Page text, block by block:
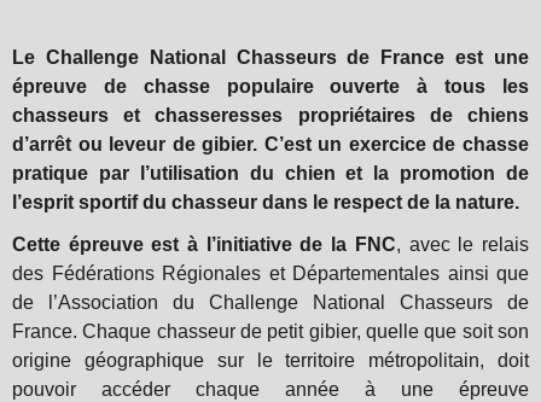
Le Challenge National Chasseurs de France est une
épreuve de chasse populaire ouverte à tous les
chasseurs et chasseresses propriétaires de chiens
d’arrêt ou leveur de gibier. C’est un exercice de chasse
pratique par l’utilisation du chien et la promotion de
l’esprit sportif du chasseur dans le respect de la nature.
Cette épreuve est à l’initiative de la FNC, avec le relais
des Fédérations Régionales et Départementales ainsi que
de l’Association du Challenge National Chasseurs de
France. Chaque chasseur de petit gibier, quelle que soit son
origine géographique sur le territoire métropolitain, doit
pouvoir accéder chaque année à une épreuve